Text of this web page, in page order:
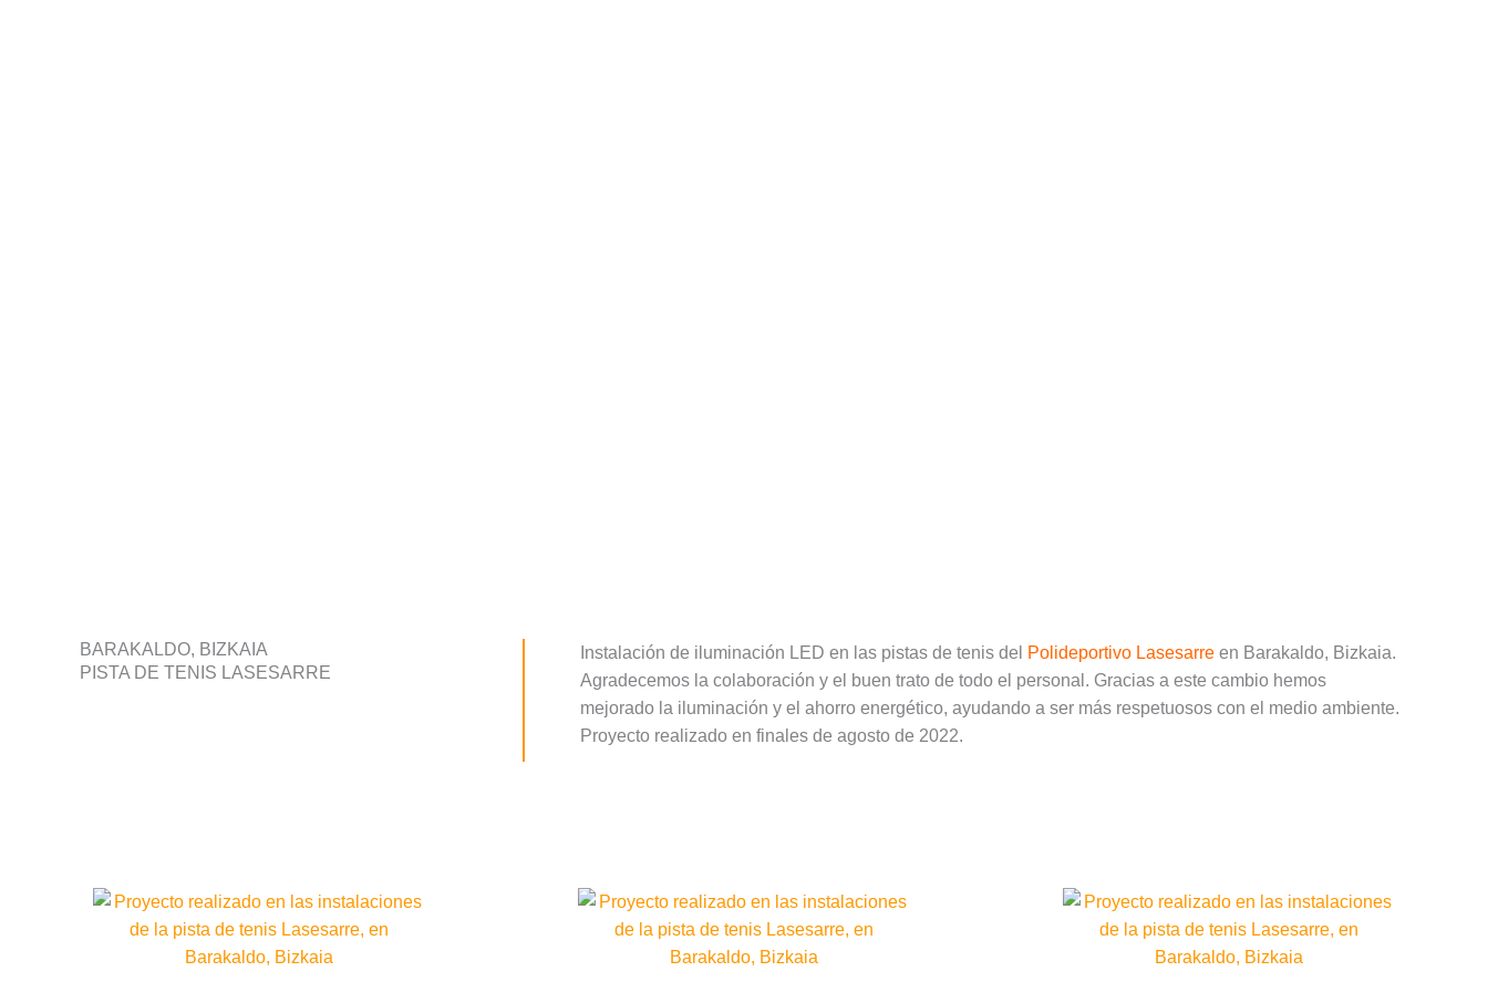
BARAKALDO, BIZKAIA
PISTA DE TENIS LASESARRE
Instalación de iluminación LED en las pistas de tenis del Polideportivo Lasesarreen Barakaldo, Bizkaia.
Agradecemos la colaboración y el buen trato de todo el personal. Gracias a este cambio hemos
mejorado la iluminación y el ahorro energético, ayudando a ser más respetuosos con el medio ambiente.
Proyecto realizado en finales de agosto de 2022.